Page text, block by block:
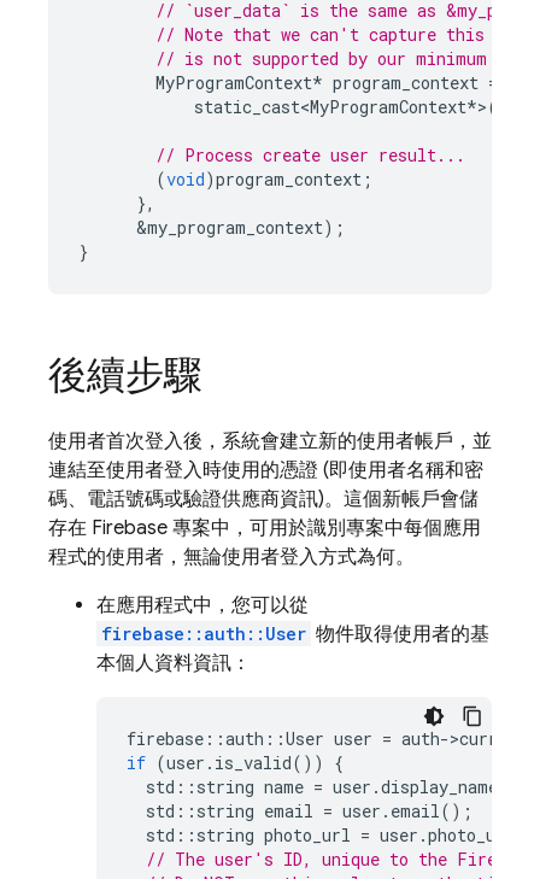
// `user_data` is the same as
// Note that we can't capture this
// is not supported by our minimum
MyProgramContext* program_context =
static_cast<MyProgramContext*>(
// Process create user result...
(void)program_context ;
},
&my_program_context);
}
後續步驟
使用者首次登入後，系統會建立新的使用者帳戶，並
連結至使用者登入時使用的憑證 (即使用者名稱和密
碼、電話號碼或驗證供應商資訊)。這個新帳戶會儲
存在 Firebase 專案中，可用於識別專案中每個應用
程式的使用者，無論使用者登入方式為何。
在應用程式中，您可以從
firebase::auth::User 物件取得使用者的基
本個人資料資訊：
firebase ::auth ::User user = auth->
if (user . is_valid())
{
std :: string name = user .display_name
std :: string email = user . email();
std :: string photo_url = user .photo_url
// The user's ID, unique to the